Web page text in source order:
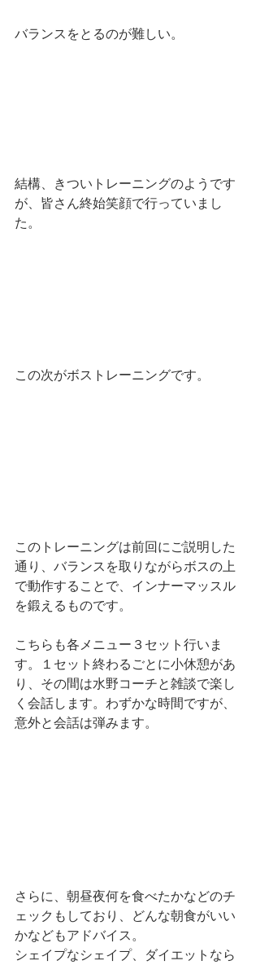
バランスをとるのが難しい。
結構、きついトレーニングのようです
が、皆さん終始笑顔で行っていまし
た。
この次がボストレーニングです。
このトレーニングは前回にご説明した
通り、バランスを取りながらボスの上
で動作することで、インナーマッスル
を鍛えるものです。
こちらも各メニュー３セット行いま
す。１セット終わるごとに小休憩があ
り、その間は水野コーチと雑談で楽し
く会話します。わずかな時間ですが、
意外と会話は弾みます。
さらに、朝昼夜何を食べたかなどのチ
ェックもしており、どんな朝食がいい
かなどもアドバイス。
シェイプなシェイプ、ダイエットなら